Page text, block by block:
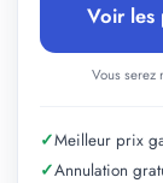
Voir
Vous serez
✓Meilleur prix
✓Annulation